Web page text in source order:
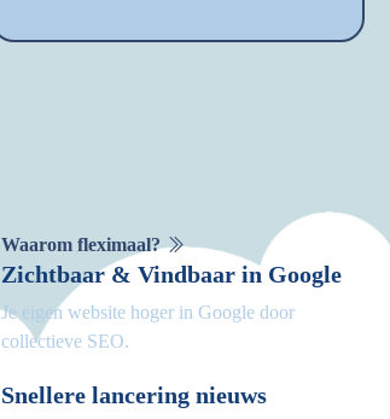
Waarom fleximaal?
Zichtbaar & Vindbaar in Google
Je eigen website hoger in Google door
collectieve SEO.
Snellere lancering nieuws